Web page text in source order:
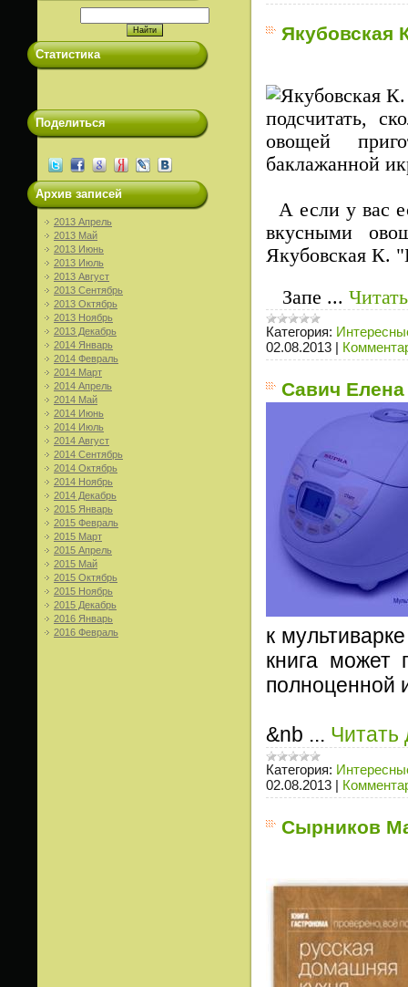
Статистика
Поделиться
Архив записей
2013 Апрель
2013 Май
2013 Июнь
2013 Июль
2013 Август
2013 Сентябрь
2013 Октябрь
2013 Ноябрь
2013 Декабрь
2014 Январь
2014 Февраль
2014 Март
2014 Апрель
2014 Май
2014 Июнь
2014 Июль
2014 Август
2014 Сентябрь
2014 Октябрь
2014 Ноябрь
2014 Декабрь
2015 Январь
2015 Февраль
2015 Март
2015 Апрель
2015 Май
2015 Октябрь
2015 Ноябрь
2015 Декабрь
2016 Январь
2016 Февраль
Якубовская
подсчитать,
овощей
баклажанной
А если у вас
вкусными
Якубовская К.
Запе ...
Категория:
02.08.2013 |
Савич Елена
к
книга может
полноценной
&nb ... Читать
Категория:
02.08.2013 |
Сырников